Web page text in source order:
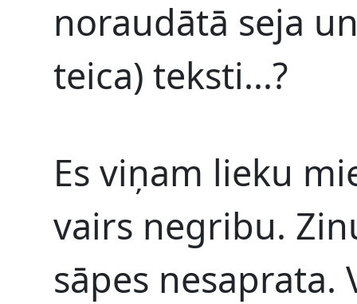
noraudātā seja
teica) teksti...?
Es viņam lieku
vairs negribu.
sāpes nesaprata.